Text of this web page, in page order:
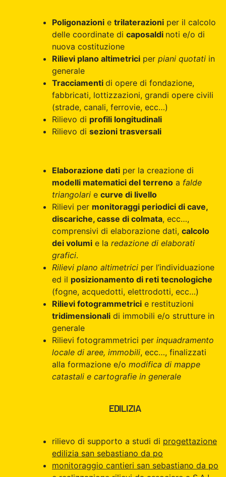
Poligonazioni e trilaterazioni per il calcolo
delle coordinate di caposaldi noti e/o di
nuova costituzione
Rilievi plano altimetrici per piani quotati in
generale
Tracciamenti di opere di fondazione,
fabbricati, lottizzazioni, grandi opere civili
(strade, canali, ferrovie, ecc…)
Rilievo di profili longitudinali
Rilievo di sezioni trasversali
Elaborazione dati per la creazione di
modelli matematici del terreno a falde
triangolari e curve di livello
Rilievi per monitoraggi periodici di cave,
discariche, casse di colmata, ecc…,
comprensivi di elaborazione dati, calcolo
dei volumi e la redazione di elaborati
grafici.
Rilievi plano altimetrici per l’individuazione
ed il posizionamento di reti tecnologiche
(fogne, acquedotti, elettrodotti, ecc…)
Rilievi fotogrammetrici e restituzioni
tridimensionali di immobili e/o strutture in
generale
Rilievi fotogrammetrici per inquadramento
locale di aree, immobili, ecc…, finalizzati
alla formazione e/o modifica di mappe
catastali e cartografie in generale
EDILIZIA
rilievo di supporto a studi di progettazione
edilizia san sebastiano da po
monitoraggio cantieri san sebastiano da po